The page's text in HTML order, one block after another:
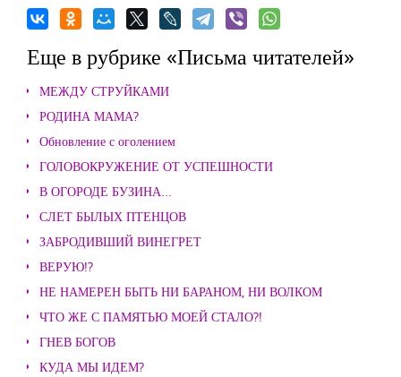
Еще в рубрике «Письма читателей»
МЕЖДУ СТРУЙКАМИ
РОДИНА МАМА?
Обновление с оголением
ГОЛОВОКРУЖЕНИЕ ОТ УСПЕШНОСТИ
В ОГОРОДЕ БУЗИНА...
СЛЕТ БЫЛЫХ ПТЕНЦОВ
ЗАБРОДИВШИЙ ВИНЕГРЕТ
ВЕРУЮ!?
НЕ НАМЕРЕН БЫТЬ НИ БАРАНОМ, НИ ВОЛКОМ
ЧТО ЖЕ С ПАМЯТЬЮ МОЕЙ СТАЛО?!
ГНЕВ БОГОВ
КУДА МЫ ИДЕМ?